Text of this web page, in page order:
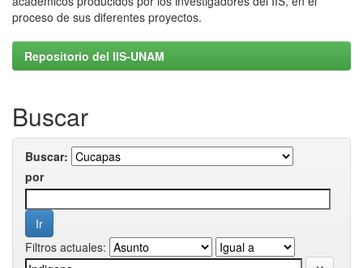
proceso de sus diferentes proyectos.
Repositorio del IIS-UNAM
Buscar
Buscar:
por
Filtros actuales: